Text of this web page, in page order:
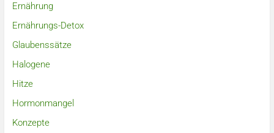
Ernährung
Ernährungs-Detox
Glaubenssätze
Halogene
Hitze
Hormonmangel
Konzepte